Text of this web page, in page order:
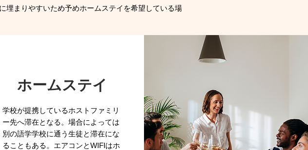
埋まりやすいため予めホームステイを希望している場
ホームステイ
学校が提携しているホストファミリ
ー先へ滞在となる。場合によっては
別の語学学校に通う生徒と滞在にな
ることもある。エアコンとWIFIはホ